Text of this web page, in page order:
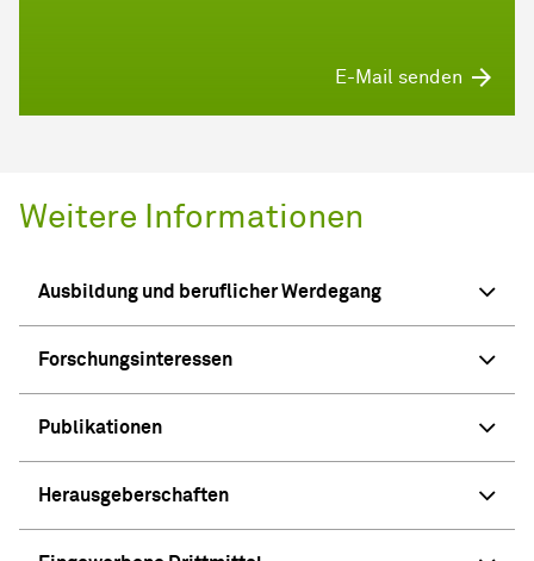
E-Mail senden
Weitere Informationen
Ausbildung und beruflicher Werdegang
Forschungsinteressen
Publikationen
Herausgeberschaften